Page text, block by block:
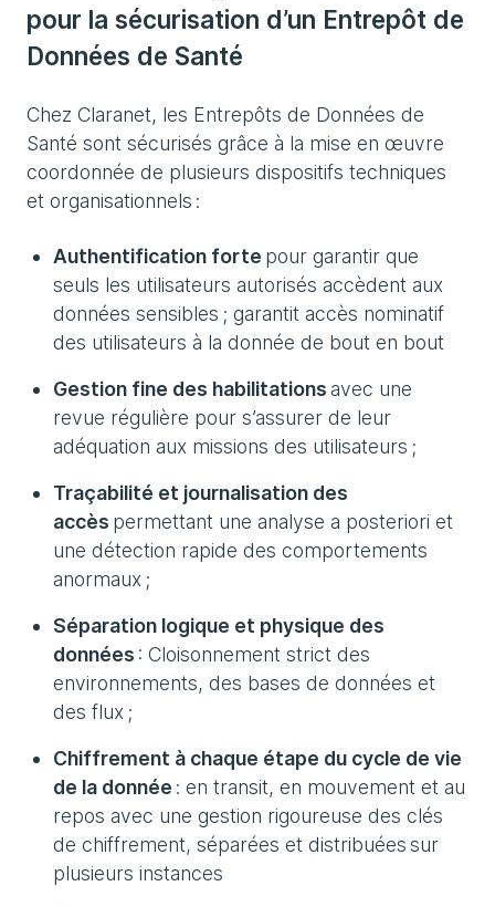
pour la sécurisation d’un Entrepôt de
Données de Santé
Chez Claranet, les Entrepôts de Données de
Santé sont sécurisés grâce à la mise en œuvre
coordonnée de plusieurs dispositifs techniques
et organisationnels :
Authentification forte pour garantir que
seuls les utilisateurs autorisés accèdent aux
données sensibles ; garantit accès nominatif
des utilisateurs à la donnée de bout en bout
Gestion fine des habilitations avec une
revue régulière pour s’assurer de leur
adéquation aux missions des utilisateurs ;
Traçabilité et journalisation des
accès permettant une analyse a posteriori et
une détection rapide des comportements
anormaux ;
Séparation logique et physique des
données : Cloisonnement strict des
environnements, des bases de données et
des flux ;
Chiffrement à chaque étape du cycle de vie
de la donnée : en transit, en mouvement et au
repos avec une gestion rigoureuse des clés
de chiffrement, séparées et distribuées sur
plusieurs instances